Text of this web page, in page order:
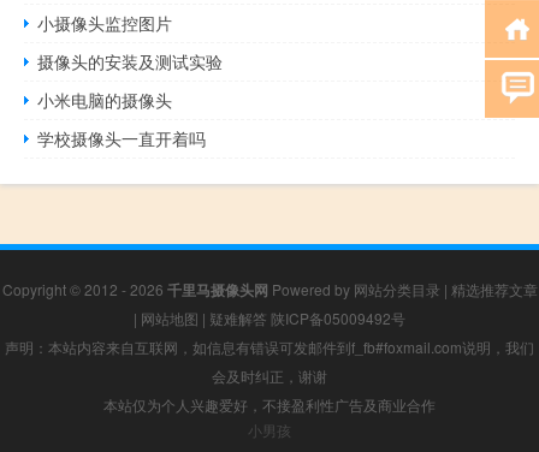
小摄像头监控图片
摄像头的安装及测试实验
小米电脑的摄像头
学校摄像头一直开着吗
Copyright © 2012 - 2026 千里马摄像头网 Powered by 网站分类目录 | 精选推荐文章
| 网站地图 | 疑难解答 陕ICP备05009492号
声明：本站内容来自互联网，如信息有错误可发邮件到f_fb#foxmail.com说明，我们
会及时纠正，谢谢
本站仅为个人兴趣爱好，不接盈利性广告及商业合作
小男孩